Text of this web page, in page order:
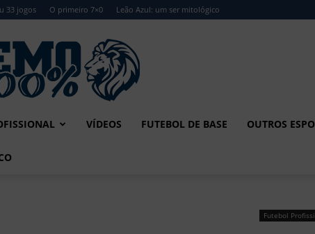
33 jogos O primeiro 7×0 Leão Azul: um ser mitológico
Remo
VÍDEOS FUTEBOL DE BASE OUTROS
Futebol